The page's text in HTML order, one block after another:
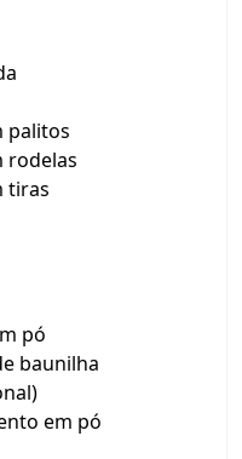
palitos
rodelas
tiras
pó
baunilha
em pó